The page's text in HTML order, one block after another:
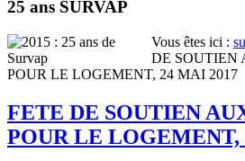
25 ans SURVAP
Vous êtes ici :
DE SOUTIEN
POUR LE LOGEMENT, 24 MAI 2017
FETE DE SOUTIEN
POUR LE LOGEMENT,